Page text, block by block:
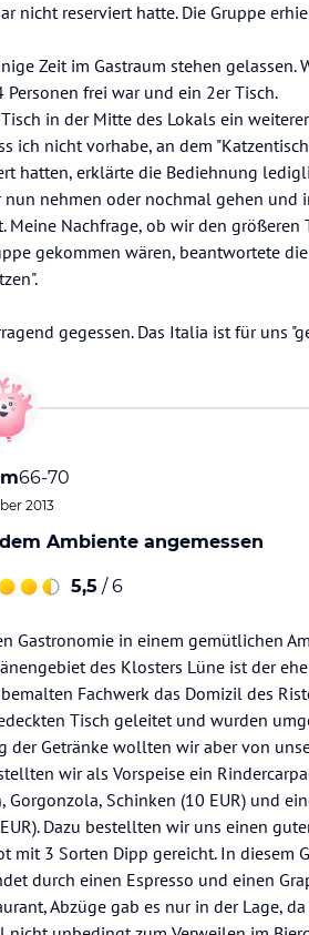
nicht reserviert hatte. Die Gruppe
Zeit im Gastraum stehen gelassen.
frei war und ein 2er Tisch.
in der Mitte des Lokals ein
ich nicht vorhabe, an dem
hatten, erklärte die Bediehnung
nehmen oder nochmal gehen und
Nachfrage, ob wir den größeren
gekommen wären, beantwortete
gegessen. Das Italia ist für uns
66-70
2013
Ambiente angemessen
5,5 / 6
Gastronomie in einem gemütlichen
des Klosters Lüne ist der
Fachwerk das Domizil des
Tisch geleitet und wurden
der Getränke wollten wir aber von
wir als Vorspeise ein
Schinken (10 EUR) und
Dazu bestellten wir uns einen
mit 3 Sorten Dipp gereicht. In diesem
durch einen Espresso und einen
Abzüge gab es nur in der Lage,